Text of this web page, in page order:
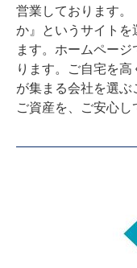
営業しております。
か』というサイトを
ます。ホームペー
ります。ご自宅を高
が集まる会社を選
ご資産を、ご安心し